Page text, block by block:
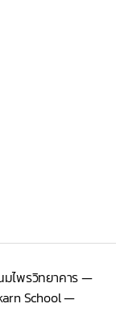
ไพรวิทยาคาร —
School —